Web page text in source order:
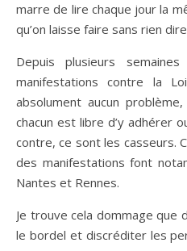
marre de lire chaque jour la
qu’on laisse faire sans rien
Depuis plusieurs
manifestations contre la
absolument aucun
chacun est libre d’y adhérer
contre, ce sont les casseurs.
des manifestations font
Nantes et Rennes.
Je trouve cela dommage que
le bordel et discréditer les